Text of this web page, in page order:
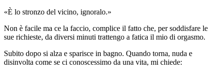
«È lo stronzo del vicino, ignoralo.»
Non è facile ma ce la faccio, complice il fatto che, per soddisfare le
sue richieste, da diversi minuti trattengo a fatica il mio di orgasmo.
Subito dopo si alza e sparisce in bagno. Quando torna, nuda e
disinvolta come se ci conoscessimo da una vita, mi chiede: